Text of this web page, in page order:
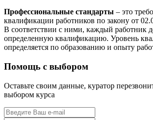
Профессиональные стандарты – это
квалификации работников по закону от
В соответствии с ними, каждый работник
определенную квалификацию. Уровень
определяется по образованию и опыту
Помощь с выбором
Оставьте своим данные, куратор
выбором курса